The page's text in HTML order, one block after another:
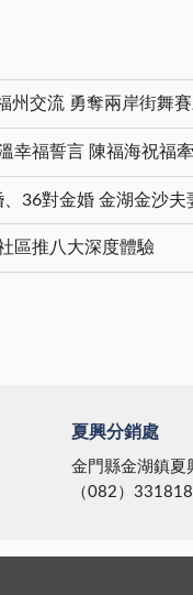
州交流 勇奪兩岸街舞
區推八大深度體驗
夏興分銷處
金門縣金湖鎮夏
（082）331818